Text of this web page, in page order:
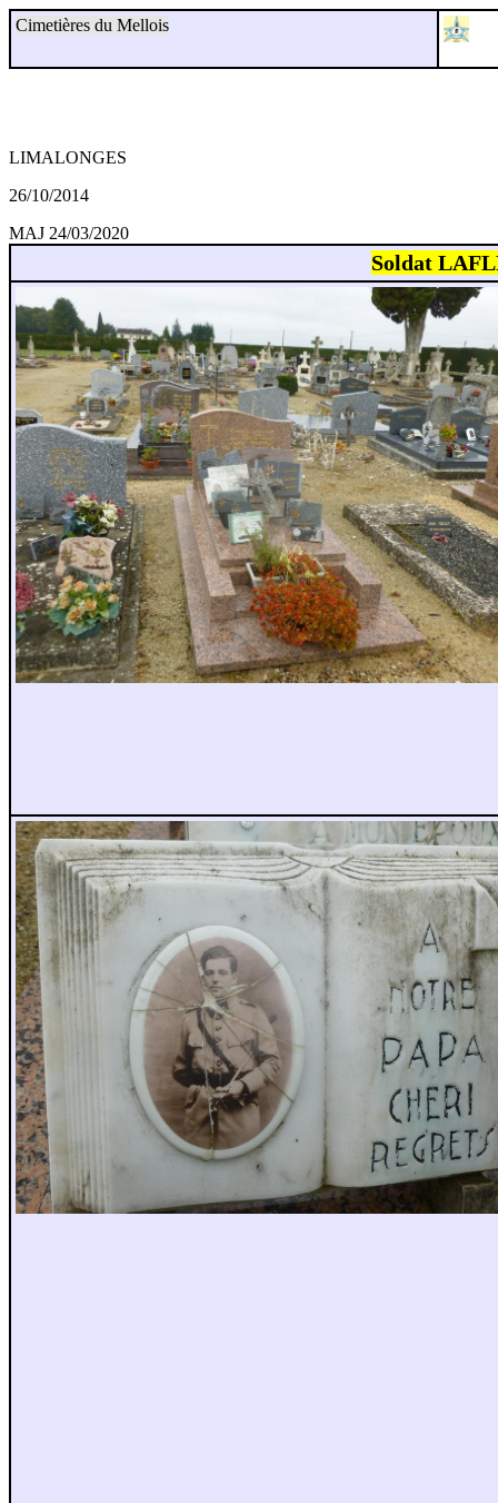
Cimetières du Mellois
LIMALONGES
26/10/2014
MAJ 24/03/2020
Soldat